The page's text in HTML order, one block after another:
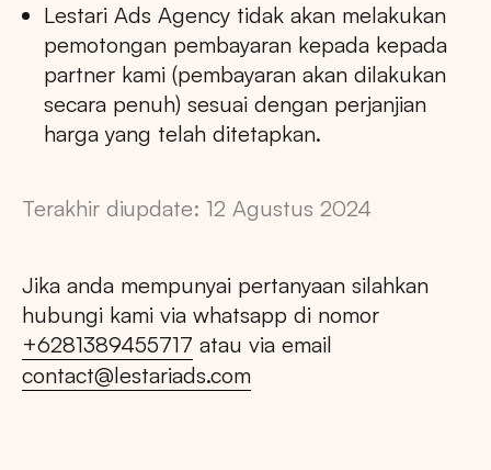
Lestari Ads Agency tidak akan melakukan
pemotongan pembayaran kepada kepada
partner kami (pembayaran akan dilakukan
secara penuh) sesuai dengan perjanjian
harga yang telah ditetapkan.
Terakhir diupdate: 12 Agustus 2024
Jika anda mempunyai pertanyaan silahkan
hubungi kami via whatsapp di nomor
+6281389455717 atau via email
contact@lestariads.com